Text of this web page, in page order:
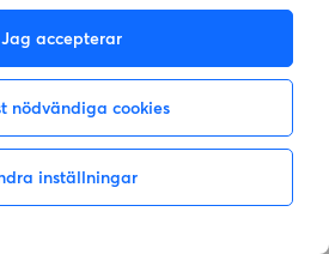
Jag accepterar
nödvändiga cookies
inställningar